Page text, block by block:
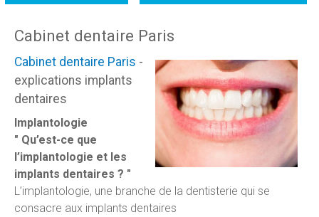
Cabinet dentaire Paris
Cabinet dentaire Paris -
explications implants
dentaires
Implantologie
" Qu’est-ce que
l’implantologie et les
implants dentaires ? "
L’implantologie, une branche de la dentisterie qui se
consacre aux implants dentaires